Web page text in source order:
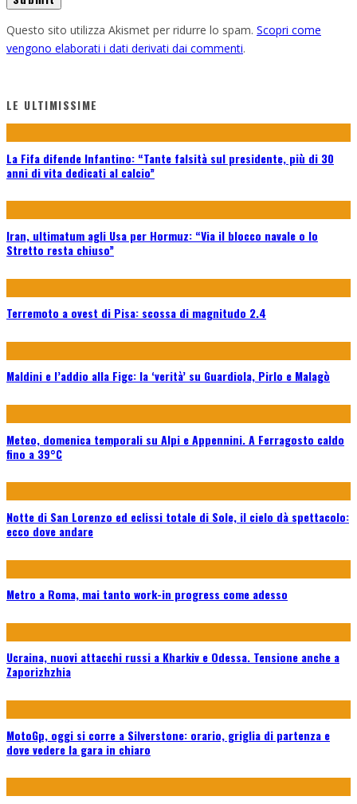
Questo sito utilizza Akismet per ridurre lo spam. Scopri come
vengono elaborati i dati derivati dai commenti.
LE ULTIMISSIME
La Fifa difende Infantino: “Tante falsità sul presidente, più di 30
anni di vita dedicati al calcio”
Iran, ultimatum agli Usa per Hormuz: “Via il blocco navale o lo
Stretto resta chiuso”
Terremoto a ovest di Pisa: scossa di magnitudo 2.4
Maldini e l’addio alla Figc: la ‘verità’ su Guardiola, Pirlo e Malagò
Meteo, domenica temporali su Alpi e Appennini. A Ferragosto caldo
fino a 39°C
Notte di San Lorenzo ed eclissi totale di Sole, il cielo dà spettacolo:
ecco dove andare
Metro a Roma, mai tanto work-in progress come adesso
Ucraina, nuovi attacchi russi a Kharkiv e Odessa. Tensione anche a
Zaporizhzhia
MotoGp, oggi si corre a Silverstone: orario, griglia di partenza e
dove vedere la gara in chiaro